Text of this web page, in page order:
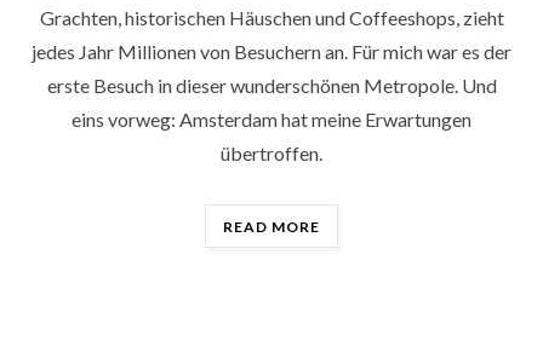
Grachten, historischen Häuschen und Coffeeshops, zieht
jedes Jahr Millionen von Besuchern an. Für mich war es der
erste Besuch in dieser wunderschönen Metropole. Und
eins vorweg: Amsterdam hat meine Erwartungen
übertroffen.
READ MORE
ENTDECKEN